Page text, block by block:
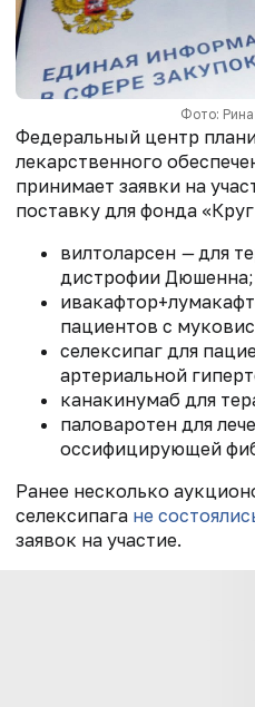
Фото:
Федеральный центр
лекарственного
принимает заявки на
поставку для фонда
вилтоларсен —для
дистрофии Дюшенна;
пациентов с
селексипаг для
артериальной
канакинумаб для
паловаротен для
оссифицирующей
Ранее несколько
селексипага не
заявок на участие.